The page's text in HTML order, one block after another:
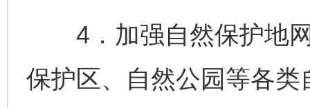
4．加强自然保护地网
保护区、自然公园等各